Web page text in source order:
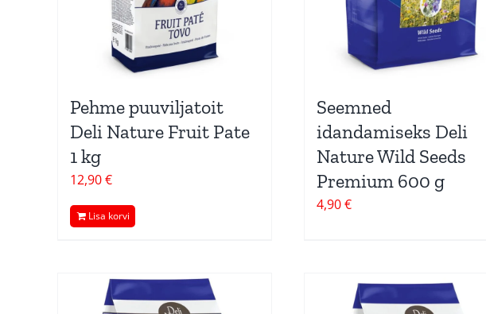
Pehme puuviljatoit
Deli Nature Fruit Pate
1 kg
12,90€
Lisa korvi
Seemned
idandamiseks Deli
Nature Wild Seeds
Premium 600 g
4,90€